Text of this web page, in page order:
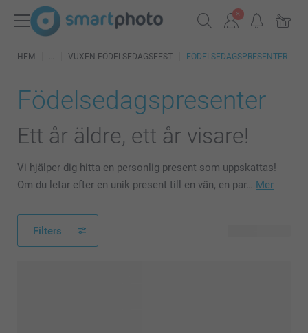
HEM VUXEN FÖDELSEDAGSFEST FÖDELSEDAGSPRESENTER
Födelsedagspresenter
Ett år äldre, ett år visare!
Vi hjälper dig hitta en personlig present som uppskattas!
Om du letar efter en unik present till en vän, en par… Mer
Filters